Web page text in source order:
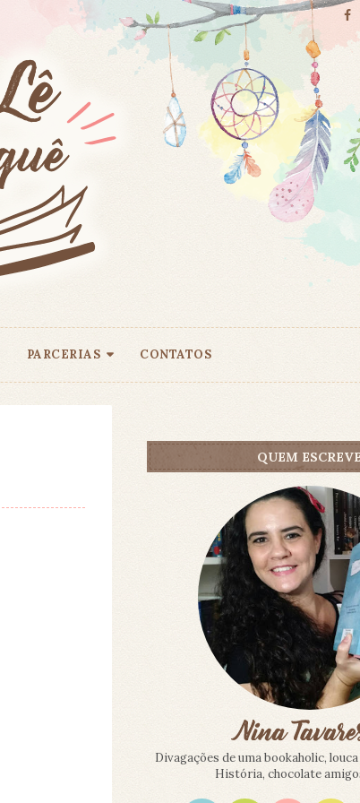
PARCERIAS CONTATOS
QUEM ESCREVE
Divagações de uma bookaholic,
História, chocolate